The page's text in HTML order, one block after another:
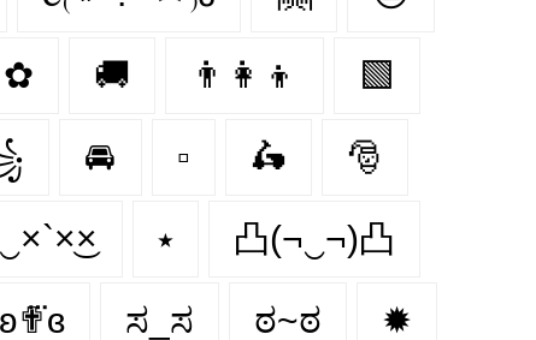
✿ 🚚 👨‍👩‍👦 🟩
🚘 ▫ 🛵 🎅
⭑ 凸(¬‿¬)凸
ʚ✟⃛ɞ ಸ_ಸ ಠ~ಠ ✹